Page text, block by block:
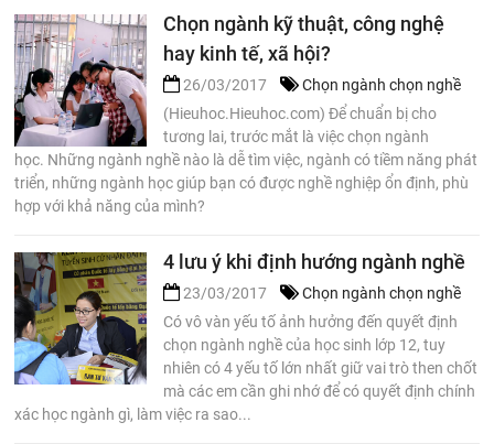
Chọn ngành kỹ thuật, công nghệ
hay kinh tế, xã hội?
26/03/2017
Chọn ngành chọn nghề
(Hieuhoc.Hieuhoc.com) Để chuẩn bị cho
tương lai, trước mắt là việc chọn ngành
học. Những ngành nghề nào là dễ tìm việc, ngành có tiềm năng phát
triển, những ngành học giúp bạn có được nghề nghiệp ổn định, phù
hợp với khả năng của mình?
4 lưu ý khi định hướng ngành nghề
23/03/2017
Chọn ngành chọn nghề
Có vô vàn yếu tố ảnh hưởng đến quyết định
chọn ngành nghề của học sinh lớp 12, tuy
nhiên có 4 yếu tố lớn nhất giữ vai trò then chốt
mà các em cần ghi nhớ để có quyết định chính
xác học ngành gì, làm việc ra sao...